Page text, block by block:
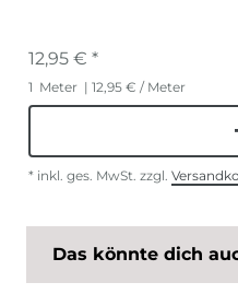
12,95 € *
1 Meter | 12,95 € / Meter
* inkl. ges. MwSt. zzgl.
Das könnte dich